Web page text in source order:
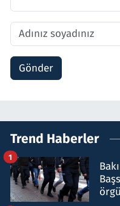
Gönder
Trend Haberler
1